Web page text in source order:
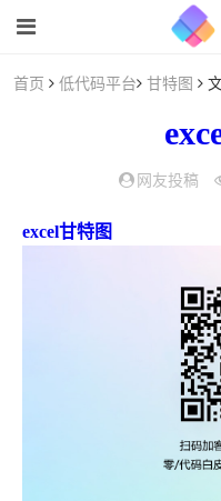
首页 低代码平台 甘特图
网友投稿
excel甘特图